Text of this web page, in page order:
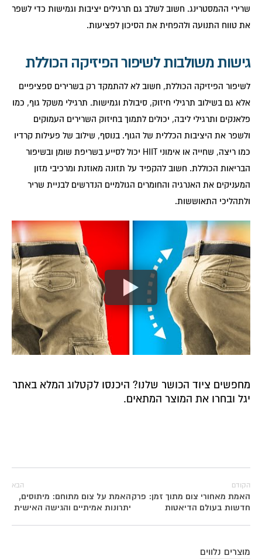
שרירי ההמסטרינג. חשוב לשלב גם תרגילים יציבות וגמישות כדי לשפר
את טווח התנועה ולהפחית את הסיכון לפציעות.
גישות משולבות לשיפור הפיזיקה הכוללת
לשיפור הפיזיקה הכוללת, חשוב לא להתמקד רק בשרירים ספציפיים
אלא גם בשילוב תרגילי חיזוק, סיבולת וגמישות. תרגילי משקל גוף, כמו
פלאנקים ותרגילי ליבה, יכולים לתמוך בחיזוק השרירים העמוקים
ולשפר את היציבות הכללית של הגוף. בנוסף, שילוב של פעילות קרדיו
כמו ריצה, שחייה או אימוני HIIT יכול לסייע בשריפת שומן ובשיפור
הבריאות הכוללת. חשוב להקפיד על תזונה מאוזנת ומרכיבי מזון
המעניקים את האנרגיה והחומרים הגולמיים הנדרשים לבניית שריר
ולתהליכי התאוששות.
מחפשים ציוד הכושר שלנו? היכנסו לקטלוג המלא באתר
יגל ובחרו את המוצר המתאים.
הקודם
האמת מאחורי צום מתוך זמן: פרק
חדשות בעולם הדיאטות
הבא
האמת על צום מתוחם: מיתוסים,
יתרונות אמיתיים והגישה האישית
מוצרים נלווים